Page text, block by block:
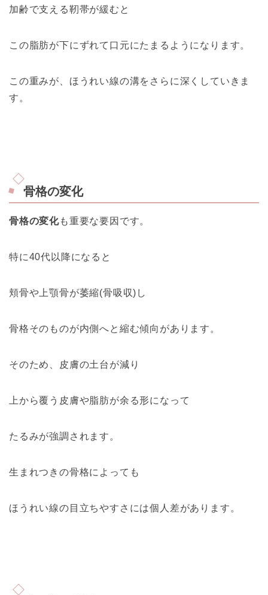
加齢で支える靭帯が緩むと
この脂肪が下にずれて口元にたまるようになります。
この重みが、ほうれい線の溝をさらに深くしていきま
す。
骨格の変化
骨格の変化も重要な要因です。
特に40代以降になると
頬骨や上顎骨が萎縮(骨吸収)し
骨格そのものが内側へと縮む傾向があります。
そのため、皮膚の土台が減り
上から覆う皮膚や脂肪が余る形になって
たるみが強調されます。
生まれつきの骨格によっても
ほうれい線の目立ちやすさには個人差があります。